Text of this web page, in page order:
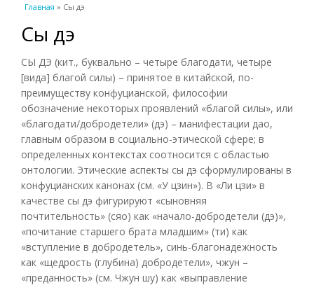
Вы здесь
Главная » Сы дэ
Сы дэ
СЫ ДЭ (кит., буквально – четыре благодати, четыре
[вида] благой силы) – принятое в китайской, по-
преимуществу конфуцианской, философии
обозначение некоторых проявлений «благой силы», или
«благодати/добродетели» (дэ) – манифестации дао,
главным образом в социально-этической сфере; в
определенных контекстах соотносится с областью
онтологии. Этические аспекты сы дэ сформулированы в
конфуцианских канонах (см. «У цзин»). В «Ли цзи» в
качестве сы дэ фигурируют «сыновняя
почтительность» (сяо) как «начало-добродетели (дэ)»,
«почитание старшего брата младшим» (ти) как
«вступление в добродетель», синь-благонадежность
как «щедрость (глубина) добродетели», чжун –
«преданность» (см. Чжун шу) как «выправление